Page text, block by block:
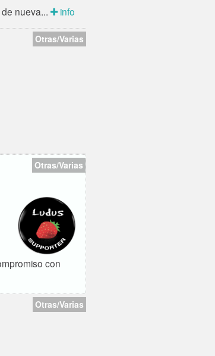
nueva... info
Otras/Varias
Otras/Varias
con
Otras/Varias